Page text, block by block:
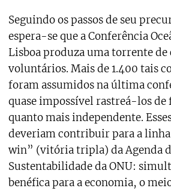
Seguindo os passos de seu
espera-se que a Conferência
Lisboa produza uma torrente
voluntários. Mais de 1.400 tais
foram assumidos na última
quase impossível rastreá-los de
quanto mais independente.
deveriam contribuir para a
win” (vitória tripla) da Agenda
Sustentabilidade da ONU:
benéfica para a economia, o